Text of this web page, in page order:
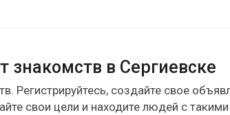
знакомств в Сергиевске
Регистрируйтесь, создайте свое
свои цели и находите людей с